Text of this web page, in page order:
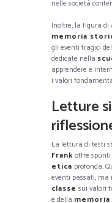
nelle società
Inoltre, la figura
memoria
gli eventi tragici
dedicate nella
apprendere e
i valori
Letture
La lettura di testi
Frankoffre
etica profonda.
eventi passati,
classe sui valori
e della